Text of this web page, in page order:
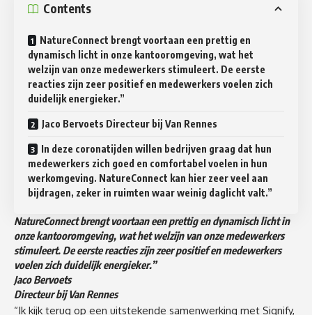
Contents
NatureConnect brengt voortaan een prettig en
dynamisch licht in onze kantooromgeving, wat het
welzijn van onze medewerkers stimuleert. De eerste
reacties zijn zeer positief en medewerkers voelen zich
duidelijk energieker.”
Jaco Bervoets Directeur bij Van Rennes
In deze coronatijden willen bedrijven graag dat hun
medewerkers zich goed en comfortabel voelen in hun
werkomgeving. NatureConnect kan hier zeer veel aan
bijdragen, zeker in ruimten waar weinig daglicht valt.”
NatureConnect brengt voortaan een prettig en dynamisch licht in
onze kantooromgeving, wat het welzijn van onze medewerkers
stimuleert. De eerste reacties zijn zeer positief en medewerkers
voelen zich duidelijk energieker.”
Jaco Bervoets
Directeur bij Van Rennes
“Ik kijk terug op een uitstekende samenwerking met Signify,